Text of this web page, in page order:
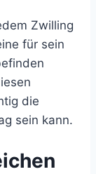
Zwilling
für sein
die
sein kann.